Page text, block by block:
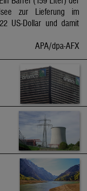
zur Lieferung im
US-Dollar und damit
APA/dpa-AFX